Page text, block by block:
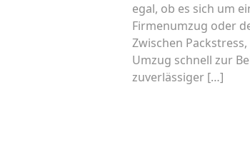
egal, ob es sich um
Firmenumzug oder
Zwischen
Umzug schnell zur
zuverlässiger […]